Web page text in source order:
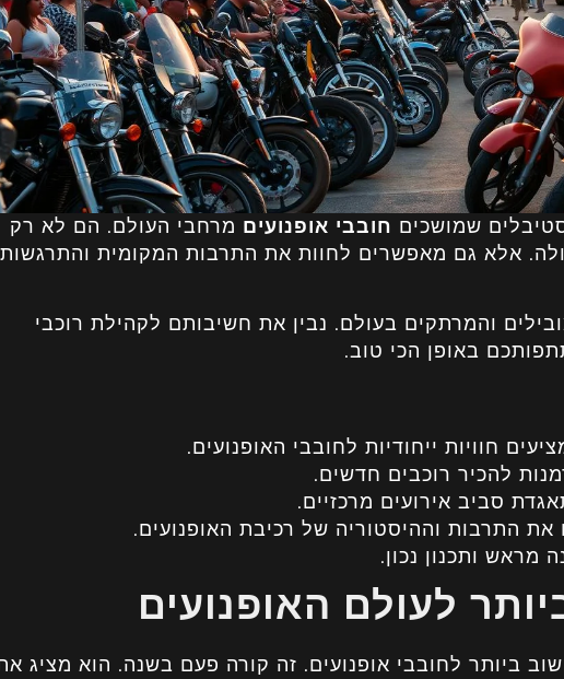
שמושכים חובבי אופנועים מרחבי העולם. הם לא רק
אלא גם מאפשרים לחוות את התרבות המקומית והתרגשות
והמרתקים בעולם. נבין את חשיבותם לקהילת רוכבי
באופן הכי טוב.
חוויות ייחודיות לחובבי האופנועים.
להכיר רוכבים חדשים.
סביב אירועים מרכזיים.
את התרבות וההיסטוריה של רכיבת האופנועים.
מראש ותכנון נכון.
לעולם האופנועים
ביותר לחובבי אופנועים. זה קורה פעם בשנה. הוא מציג